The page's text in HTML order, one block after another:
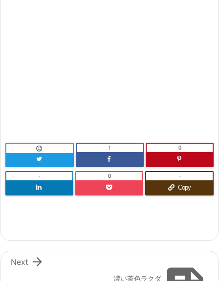
 ! 0
- 0
Copy
-
濃い茶色ラクダ

Next